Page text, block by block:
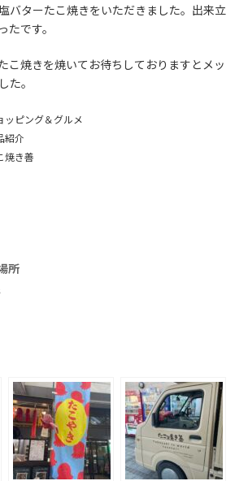
バターたこ焼きをいただきました。出来立
たです。
こ焼きを焼いてお待ちしておりますとメッ
た。
ッピング＆グルメ
紹介
焼き善
所